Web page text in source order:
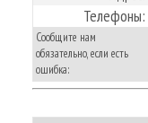
Телефоны:
Сообщите нам
обязательно, если есть
ошибка: